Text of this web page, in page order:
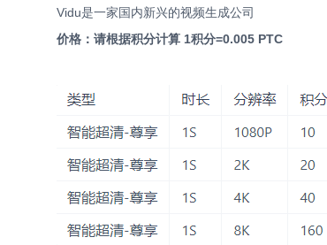
Vidu是一家国内新兴的视频生成公司
价格：请根据积分计算 1积分=0.005 PTC